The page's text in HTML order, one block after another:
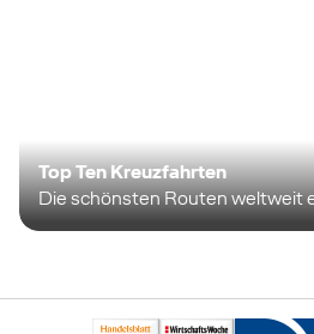
Top Ten Kreuzfahrten
Die schönsten Routen weltweit